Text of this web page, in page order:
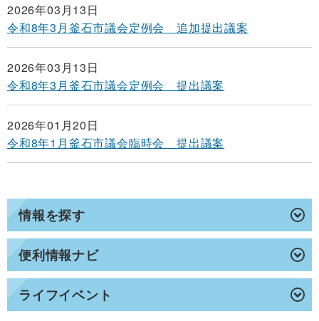
情報を探す
便利情報ナビ
ライフイベント
2026年03月13日
令和8年3月釜石市議会定例会 追加提出議案
2026年03月13日
令和8年3月釜石市議会定例会 提出議案
2026年01月20日
令和8年1月釜石市議会臨時会 提出議案